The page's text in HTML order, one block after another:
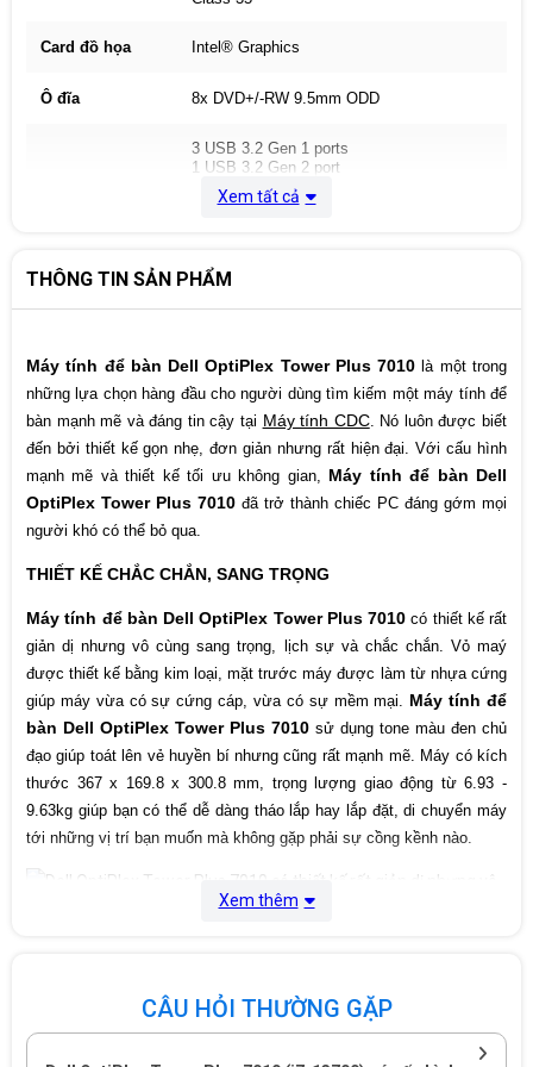
Card đồ họa Intel® Graphics
Ô đĩa 8x DVD+/-RW 9.5mm ODD
3 USB 3.2 Gen 1 ports
1 USB 3.2 Gen 2 port
2 USB 2.0 ports with Smart Power On
1 Re-tasking line out/line in audio port
port 1.4a (HBR3)/VGA/USB Type-C with
Keyboard &
Mouse
Dell Pro Wireless Keyboard and Mouse -
KM5221W - English - Black
Cổng kết nối
HDMI 2.1, up to 4096 x 2160 @60Hz
• DisplayPort 1.4a, up to 5120 x 3200
@60Hz
• USB Type-C with DisplayPort Alt mode,
up to 5120 x 3200 @60H
Hệ điều hành Window Po 11
Nguồn
260 W internal Power Supply Unit (PSU),
85% Efficient, 80 Plus Bronze
500 W internal Power Supply Unit (PSU),
92% Efficient, 80 Plus Platinum
Kích thước
Height: 14.45 in. (367.00 mm)
Width: 6.65 in. (169.00 mm)
Cân nặng
Weight (minimum): 13.07 lbs. (5.93 kg)
Weight (maximum): 21.24 lbs. (9.63 kg)
Xem tất cả
THÔNG TIN SẢN PHẨM
Máy tính để bàn Dell OptiPlex Tower Plus 7010 là một trong
những lựa chọn hàng đầu cho người dùng tìm kiếm một máy tính để
bàn mạnh mẽ và đáng tin cậy tại Máy tính CDC. Nó luôn được biết
đến bởi thiết kế gọn nhẹ, đơn giản nhưng rất hiện đại. Với cấu hình
mạnh mẽ và thiết kế tối ưu không gian, Máy tính để bàn Dell
OptiPlex Tower Plus 7010 đã trở thành chiếc PC đáng gớm mọi
người khó có thể bỏ qua.
THIẾT KẾ CHẮC CHẮN, SANG TRỌNG
Máy tính để bàn Dell OptiPlex Tower Plus 7010 có thiết kế rất
giản dị nhưng vô cùng sang trọng, lịch sự và chắc chắn. Vỏ maý
được thiết kế bằng kim loại, mặt trước máy được làm từ nhựa cứng
giúp máy vừa có sự cứng cáp, vừa có sự mềm mại. Máy tính để
bàn Dell OptiPlex Tower Plus 7010 sử dụng tone màu đen chủ
đạo giúp toát lên vẻ huyền bí nhưng cũng rất mạnh mẽ. Máy có kích
thước 367 x 169.8 x 300.8 mm, trọng lượng giao động từ 6.93 -
9.63kg giúp bạn có thể dễ dàng tháo lắp hay lắp đặt, di chuyển máy
tới những vị trí bạn muốn mà không gặp phải sự cồng kềnh nào.
Xem thêm
CÂU HỎI THƯỜNG GẶP